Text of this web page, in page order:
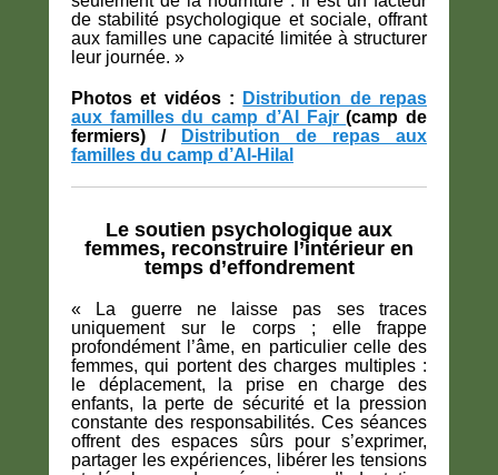
de stabilité psychologique et sociale, offrant
aux familles une capacité limitée à structurer
leur journée. »
Photos et vidéos :
Distribution de repas
aux familles du camp d’Al Fajr(camp de
fermiers) /
Distribution de repas aux
familles du camp d’Al-Hilal
Le soutien psychologique aux
femmes, reconstruire l’intérieur en
temps d’effondrement
« La guerre ne laisse pas ses traces
uniquement sur le corps ; elle frappe
profondément l’âme, en particulier celle des
femmes, qui portent des charges multiples :
le déplacement, la prise en charge des
enfants, la perte de sécurité et la pression
constante des responsabilités. Ces séances
offrent des espaces sûrs pour s’exprimer,
partager les expériences, libérer les tensions